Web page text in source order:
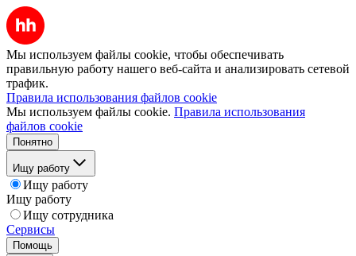
Мы используем файлы cookie, чтобы обеспечивать
правильную работу нашего веб-сайта и анализировать сетевой
трафик.
Правила использования файлов cookie
Мы используем файлы cookie. Правила использования
файлов cookie
Понятно
Ищу работу
Ищу работу
Ищу работу
Ищу сотрудника
Сервисы
Помощь